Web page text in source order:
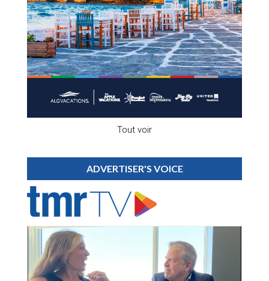
Tout voir
ADVERTISER'S VOICE